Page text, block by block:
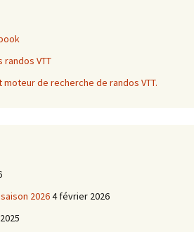
VTT
moteur de recherche de randos VTT.
saison 20264 février 2026